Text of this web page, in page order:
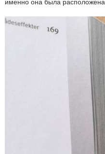
именно она была расположена